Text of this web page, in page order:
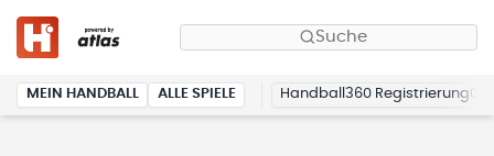
Suche
MEIN HANDBALL ALLE SPIELE Handball360 Registrierung